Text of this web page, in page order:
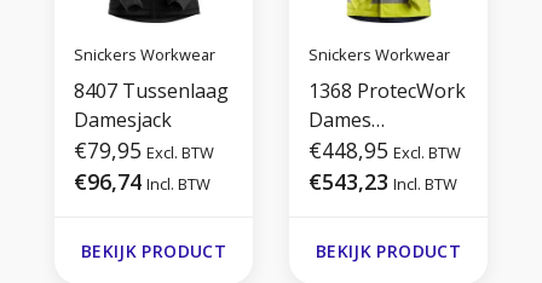
Snickers Workwear
8407 Tussenlaag
Damesjack
€79,95 Excl. BTW
€96,74 Incl. BTW
BEKIJK PRODUCT
Snickers Workwear
1368 ProtecWork
Dames
Waterproof Shell
jack
€448,95 Excl. BTW
€543,23 Incl. BTW
BEKIJK PRODUCT